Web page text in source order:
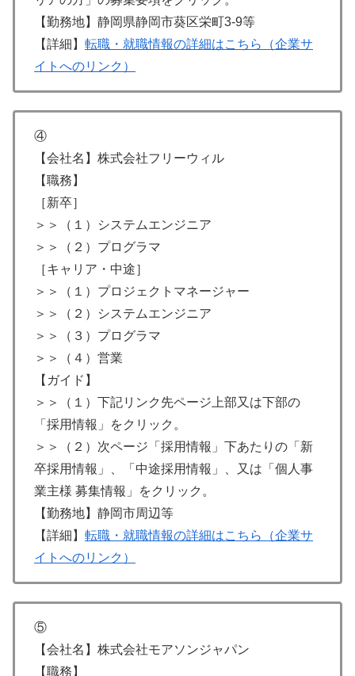
【勤務地】静岡県静岡市葵区栄町3-9等
【詳細】 転職・就職情報の詳細はこちら（企業サ
イトへのリンク）
④
【会社名】株式会社フリーウィル
【職務】
［新卒］
＞＞（１）システムエンジニア
＞＞（２）プログラマ
［キャリア・中途］
＞＞（１）プロジェクトマネージャー
＞＞（２）システムエンジニア
＞＞（３）プログラマ
＞＞（４）営業
【ガイド】
＞＞（１）下記リンク先ページ上部又は下部の
「採用情報」をクリック。
＞＞（２）次ページ「採用情報」下あたりの「新
卒採用情報」、「中途採用情報」、又は「個人事
業主様 募集情報」をクリック。
【勤務地】静岡市周辺等
【詳細】 転職・就職情報の詳細はこちら（企業サ
イトへのリンク）
⑤
【会社名】株式会社モアソンジャパン
【職務】